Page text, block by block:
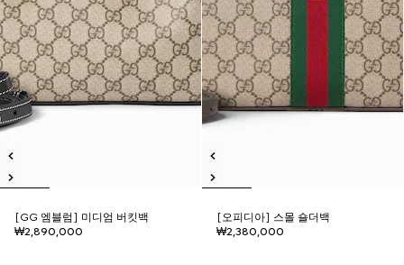
[GG 엠블럼] 미디엄 버킷백
₩2,890,000
[오피디아] 스몰 숄더백
₩2,380,000